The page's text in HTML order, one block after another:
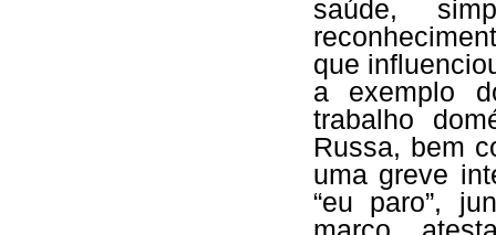
saúde,
que
a exemplo
trabalho
Russa, bem
uma greve
“eu paro”,